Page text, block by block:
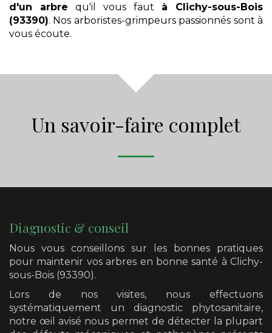
d'un arbre qu'il vous faut à Clichy-sous-Bois
(93390). Nos arboristes-grimpeurs passionnés sont à
vous écoute.
Un savoir-faire complet
Diagnostic & conseil
Nous vous conseillons sur les bonnes pratiques
pour maintenir vos arbres en bonne santé à Clichy-
sous-Bois (93390).
Lors de nos visites, nous effectuons
systématiquement un diagnostic phytosanitaire,
notre œil avisé nous permet de détecter la plupart